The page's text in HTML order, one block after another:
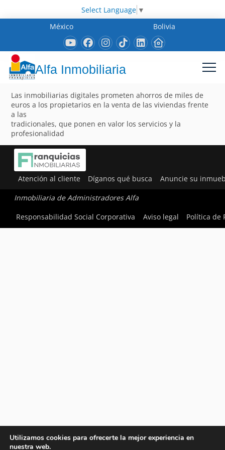
Select Language ▼
México
Bolivia
Alfa Inmobiliaria
Las inmobiliarias digitales prometen ahorros de miles de
euros a los propietarios en la venta de las viviendas frente
a las
tradicionales, que ponen en valor los servicios y la
profesionalidad
Atención al cliente Díganos qué busca Anuncie su
Inmobiliaria de Administradores Alfa
Responsabilidad Social Corporativa
Aviso legal Política de
Utilizamos cookies para ofrecerte la mejor experiencia en
nuestra web.